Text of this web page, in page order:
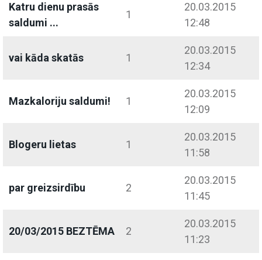
Katru dienu prasās
saldumi ...
1
20.03.2015
12:48
vai kāda skatās 1
20.03.2015
12:34
Mazkaloriju saldumi! 1
20.03.2015
12:09
Blogeru lietas 1
20.03.2015
11:58
par greizsirdību 2
20.03.2015
11:45
20/03/2015 BEZTĒMA 2
20.03.2015
11:23